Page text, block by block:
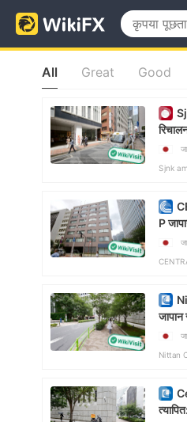
All Great Good
Sjnk am
P जापान सत्यापित:
जापान सत्यापित: संचालन कार्यालय की
Nittan